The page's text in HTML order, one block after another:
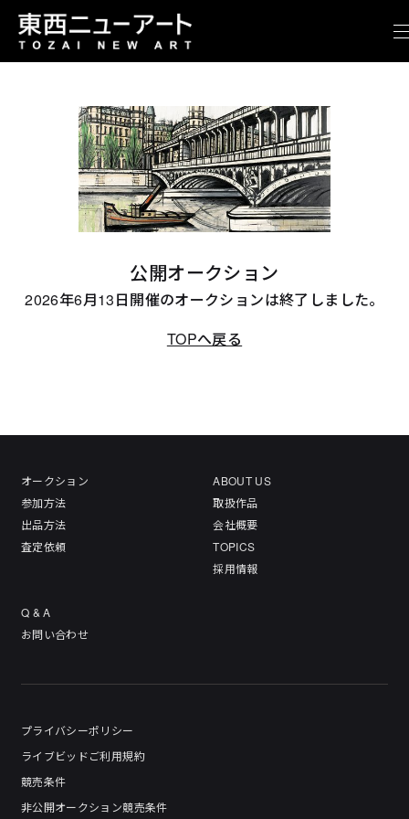
公開オークション
2026年6月13日開催のオークションは終了しました。
TOPへ戻る
オークション
参加方法
出品方法
査定依頼
ABOUT US
取扱作品
会社概要
TOPICS
採用情報
Q & A
お問い合わせ
プライバシーポリシー
ライブビッドご利用規約
競売条件
非公開オークション競売条件